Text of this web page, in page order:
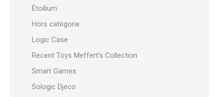
Étoilium
Hors catégorie
Logic Case
Recent Toys Meffert's Collection
Smart Games
Sologic Djeco